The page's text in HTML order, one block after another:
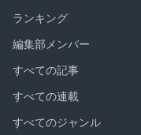
ランキング
編集部メンバー
すべての記事
すべての連載
すべてのジャンル